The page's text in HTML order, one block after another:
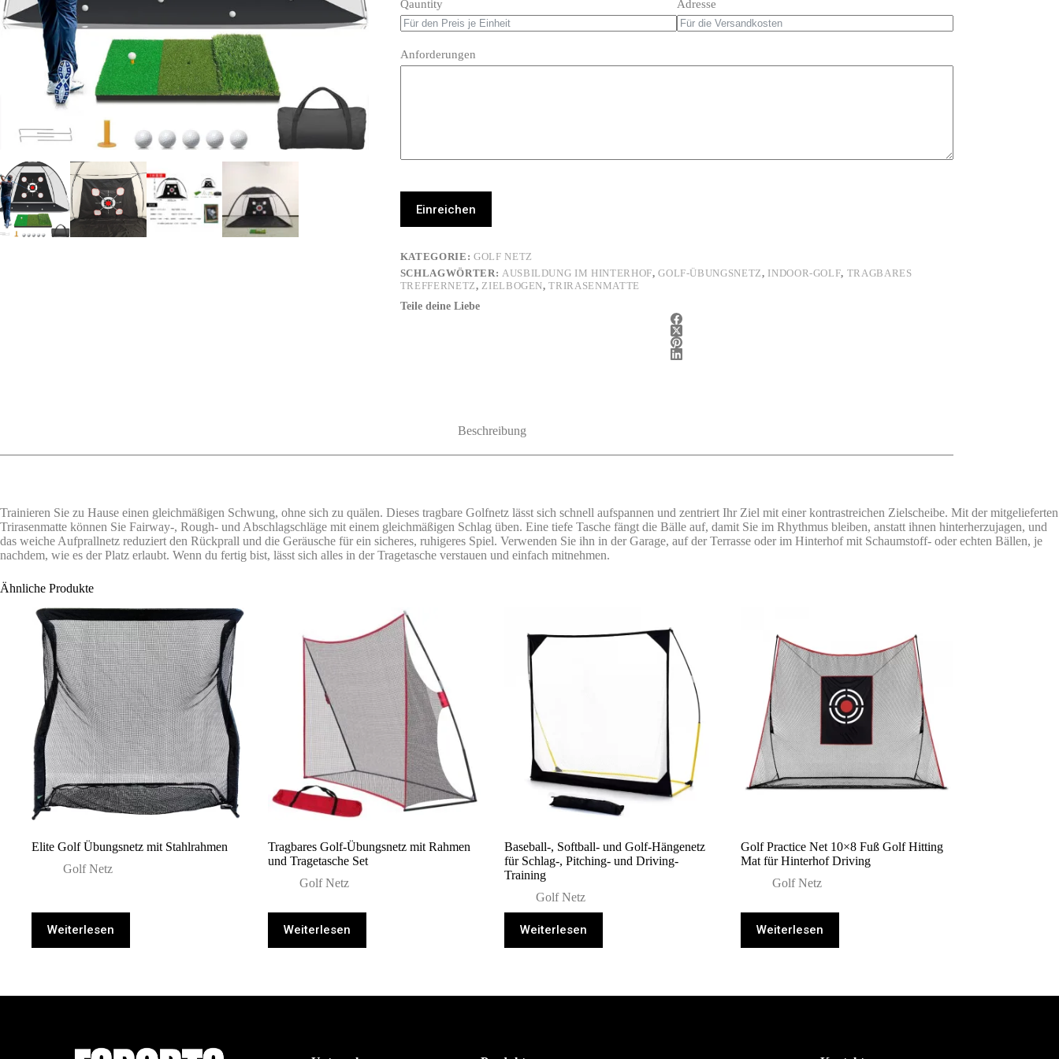
Qauntity Adresse
Anforderungen
Einreichen
KATEGORIE: GOLF NETZ
SCHLAGWÖRTER: AUSBILDUNG IM HINTERHOF,GOLF-ÜBUNGSNETZ, INDOOR-GOLF, TRAGBARES
TREFFERNETZ,ZIELBOGEN,TRIRASENMATTE
Teile deine Liebe
Beschreibung
Trainieren Sie zu Hause einen gleichmäßigen Schwung, ohne sich zu quälen. Dieses tragbare Golfnetz lässt sich schnell aufspannen und zentriert Ihr Ziel mit einer kontrastreichen Zielscheibe. Mit der mitgelieferten
Trirasenmatte können Sie Fairway-, Rough- und Abschlagschläge mit einem gleichmäßigen Schlag üben. Eine tiefe Tasche fängt die Bälle auf, damit Sie im Rhythmus bleiben, anstatt ihnen hinterherzujagen, und
das weiche Aufprallnetz reduziert den Rückprall und die Geräusche für ein sicheres, ruhigeres Spiel. Verwenden Sie ihn in der Garage, auf der Terrasse oder im Hinterhof mit Schaumstoff- oder echten Bällen, je
nachdem, wie es der Platz erlaubt. Wenn du fertig bist, lässt sich alles in der Tragetasche verstauen und einfach mitnehmen.
Ähnliche Produkte
Elite Golf Übungsnetz mit Stahlrahmen
Golf Netz
Weiterlesen
Tragbares Golf-Übungsnetz mit Rahmen
und Tragetasche Set
Golf Netz
Weiterlesen
Baseball-, Softball- und Golf-Hängenetz
für Schlag-, Pitching- und Driving-
Training
Golf Netz
Weiterlesen
Golf Practice Net 10×8 Fuß Golf Hitting
Mat für Hinterhof Driving
Golf Netz
Weiterlesen